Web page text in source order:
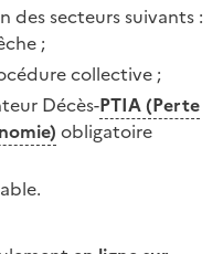
des secteurs suivants :
;
collective ;
Décès-PTIA (Perte
obligatoire